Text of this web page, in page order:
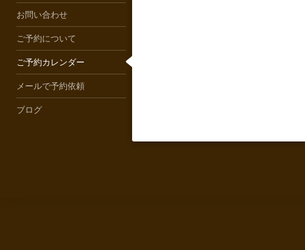
お問い合わせ
ご予約について
ご予約カレンダー
メールで予約依頼
ブログ